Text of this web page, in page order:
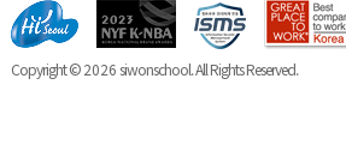
Copyright ©2026siwonschool. All Rights Reserved.